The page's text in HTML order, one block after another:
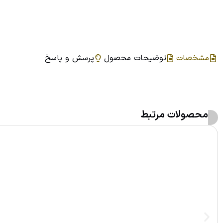
مشخصات توضیحات محصول پرسش و پاسخ
محصولات مرتبط